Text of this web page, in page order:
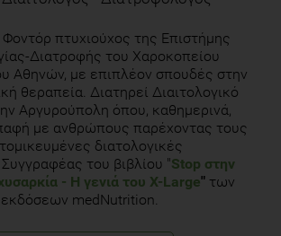
& Άθληση. 1996 SALTO,
187.
Physical Activity. Available at:
physical-activity/increase-
Behavioral and physiological indices related
of primary schoolchildren in Greece. Am J
Φοντόρ πτυχιούχος της Επιστήμης
Διατροφής του Χαροκοπείου
Αθηνών, με επιπλέον σπουδές στην
θεραπεία. Διατηρεί Διαιτολογικό
Αργυρούπολη όπου, καθημερινά,
με ανθρώπους παρέχοντας τους
διατολογικές
του βιβλίου "Stop στην
- Η γενιά του Χ-Large" των
εκδόσεων medNutrition.